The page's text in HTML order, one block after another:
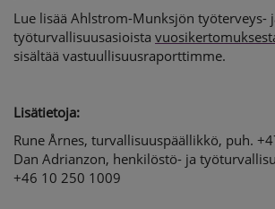
Lue lisää Ahlstrom-Munksjön työterveys-
työturvallisuusasioista
sisältää vastuullisuusraporttimme.
Lisätietoja:
Rune Årnes, turvallisuuspäällikkö, puh.
Dan Adrianzon, henkilöstö- ja
+46 10 250 1009